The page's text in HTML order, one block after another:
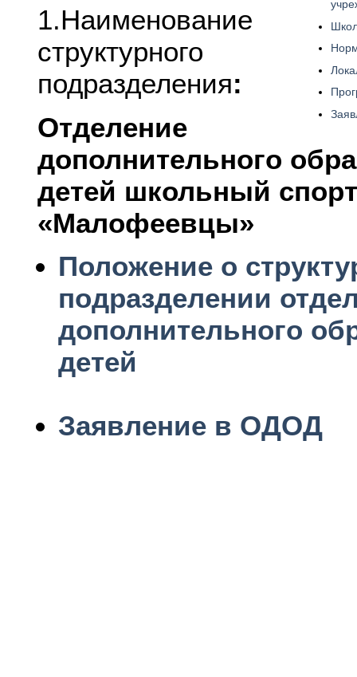
1.Наименование
структурного
подразделения:
Отделение
дополнительного
детей школьный
«Малофеевцы»
Положение о
подразделении
дополнительного
детей
Заявление в ОДОД